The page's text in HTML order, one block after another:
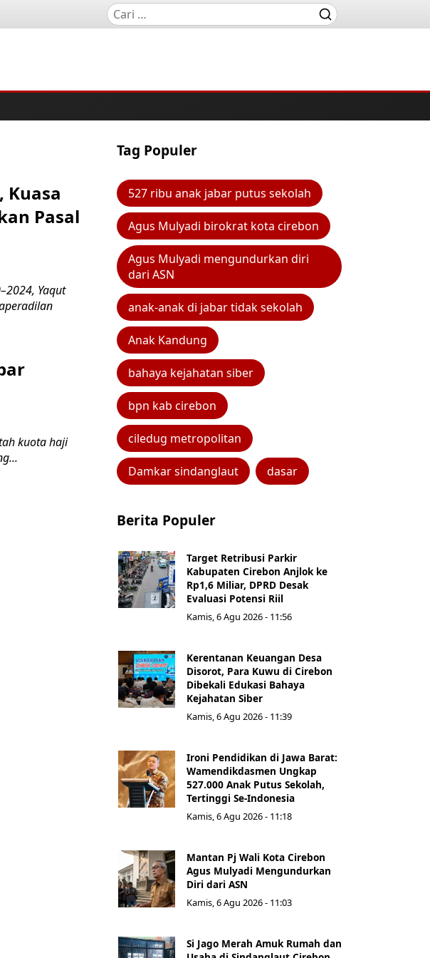
Kuasa
Pasal
Yaqut
kuota haji
Tag Populer
527 ribu anak jabar putus sekolah
Agus Mulyadi birokrat kota cirebon
Agus Mulyadi mengundurkan diri
dari ASN
anak-anak di jabar tidak sekolah
Anak Kandung
bahaya kejahatan siber
bpn kab cirebon
ciledug metropolitan
Damkar sindanglaut dasar
Berita Populer
Target Retribusi Parkir
Kabupaten Cirebon Anjlok ke
Rp1,6 Miliar, DPRD Desak
Evaluasi Potensi Riil
Kamis, 6 Agu 2026 - 11:56
Kerentanan Keuangan Desa
Disorot, Para Kuwu di Cirebon
Dibekali Edukasi Bahaya
Kejahatan Siber
Kamis, 6 Agu 2026 - 11:39
Ironi Pendidikan di Jawa Barat:
Wamendikdasmen Ungkap
527.000 Anak Putus Sekolah,
Tertinggi Se-Indonesia
Kamis, 6 Agu 2026 - 11:18
Mantan Pj Wali Kota Cirebon
Agus Mulyadi Mengundurkan
Diri dari ASN
Kamis, 6 Agu 2026 - 11:03
Si Jago Merah Amuk Rumah dan